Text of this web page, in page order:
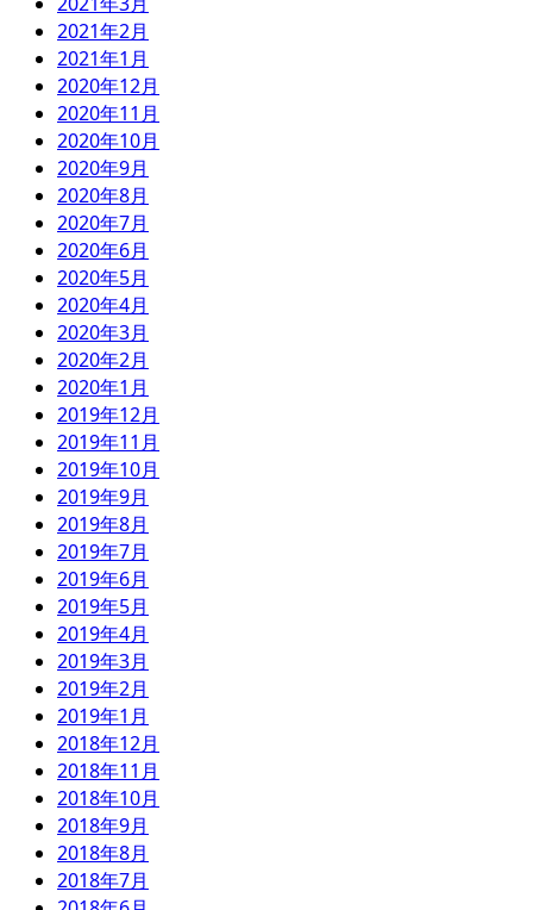
2021年2月
2021年1月
2020年12月
2020年11月
2020年10月
2020年9月
2020年8月
2020年7月
2020年6月
2020年5月
2020年4月
2020年3月
2020年2月
2020年1月
2019年12月
2019年11月
2019年10月
2019年9月
2019年8月
2019年7月
2019年6月
2019年5月
2019年4月
2019年3月
2019年2月
2019年1月
2018年12月
2018年11月
2018年10月
2018年9月
2018年8月
2018年7月